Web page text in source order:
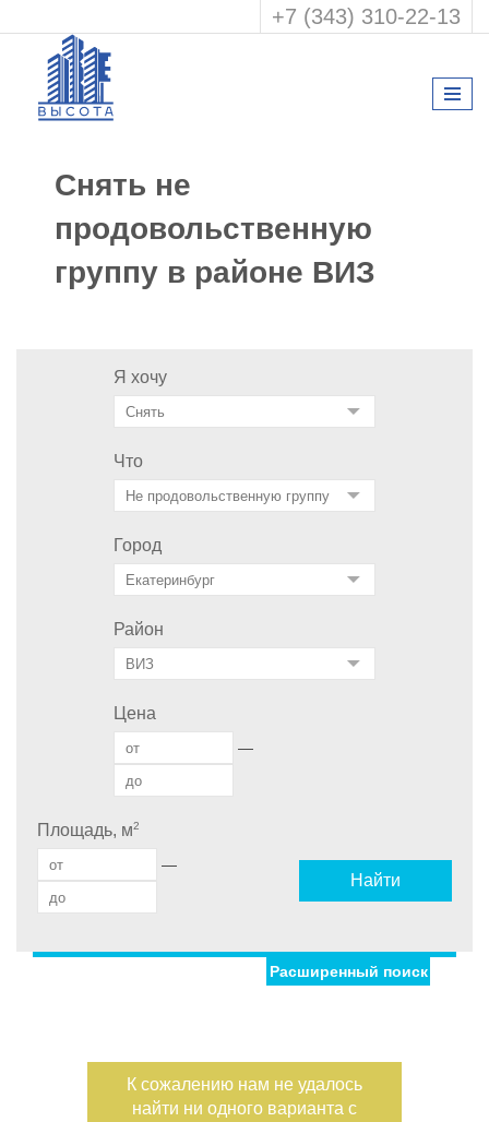
+7 (343) 310-22-13
Снять не
продовольственную
группу в районе ВИЗ
Я хочу
Что
Город
Район
Цена
—
Площадь, м2
—
Найти
Дом С фото
Расширенный поиск
К сожалению нам не удалось
найти ни одного варианта с